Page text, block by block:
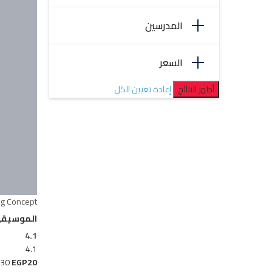
المدرسين
السعر
إعادة تعيين الكل
Concept
4.1
4.1
EGP20